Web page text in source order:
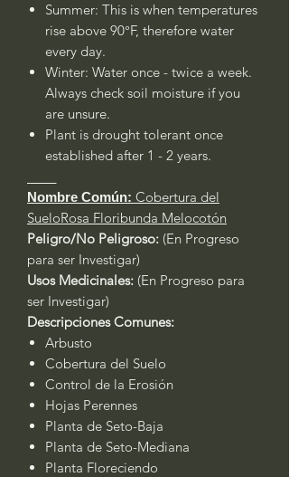
Summer: This is when temperatures
rise above 90°F, therefore water
every day.
Winter: Water once - twice a week.
Always check soil moisture if you
are unsure.
Plant is drought tolerant once
established after 1 - 2 years.
Nombre Común: Cobertura del
SueloRosa Floribunda Melocotón
Peligro/No Peligroso: (En Progreso
para ser Investigar)
Usos Medicinales: (En Progreso para
ser Investigar)
Descripciones Comunes:
Arbusto
Cobertura del Suelo
Control de la Erosión
Hojas Perennes
Planta de Seto-Baja
Planta de Seto-Mediana
Planta Floreciendo